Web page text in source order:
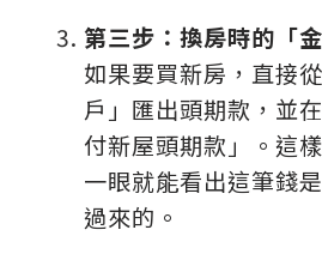
第三步：換房時的「
如果要買新房，直接
戶」匯出頭期款，並
付新屋頭期款」。這
一眼就能看出這筆錢
過來的。